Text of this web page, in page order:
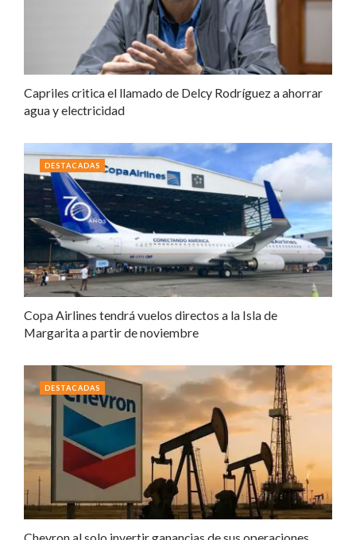
Capriles critica el llamado de Delcy Rodríguez a ahorrar
agua y electricidad
Copa Airlines tendrá vuelos directos a la Isla de
Margarita a partir de noviembre
DESTACADAS
Chevron al solo invertir ganancias de sus operaciones
DESTACADAS